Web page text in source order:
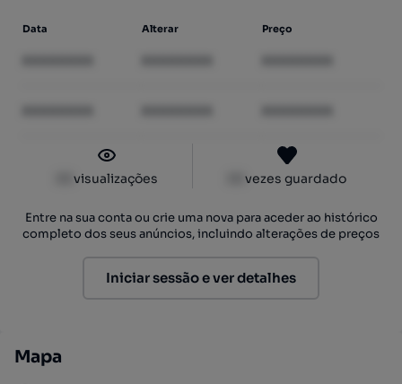
Data Alterar Preço
visualizações vezes guardado
Entre na sua conta ou crie uma nova para aceder ao histórico
completo dos seus anúncios, incluindo alterações de preços
Iniciar sessão e ver detalhes
Mapa